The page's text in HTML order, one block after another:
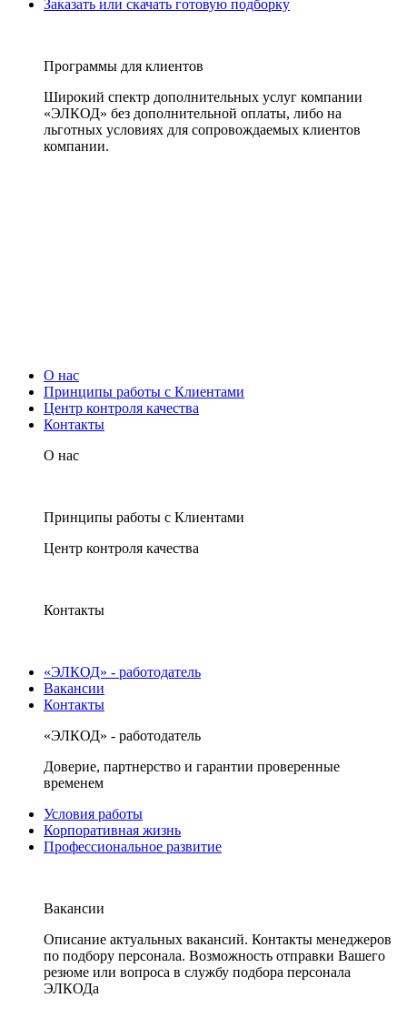
Заказать или скачать готовую подборку
Программы для клиентов
Широкий спектр дополнительных услуг компании
«ЭЛКОД» без дополнительной оплаты, либо на
льготных условиях для сопровождаемых клиентов
компании.
О нас
Принципы работы с Клиентами
Центр контроля качества
Контакты
О нас
Принципы работы с Клиентами
Центр контроля качества
Контакты
«ЭЛКОД» - работодатель
Вакансии
Контакты
«ЭЛКОД» - работодатель
Доверие, партнерство и гарантии проверенные
временем
Условия работы
Корпоративная жизнь
Профессиональное развитие
Вакансии
Описание актуальных вакансий. Контакты менеджеров
по подбору персонала. Возможность отправки Вашего
резюме или вопроса в службу подбора персонала
ЭЛКОДа